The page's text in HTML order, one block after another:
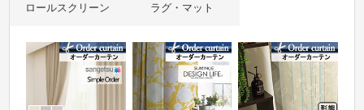
ロールスクリーン ラグ・マット